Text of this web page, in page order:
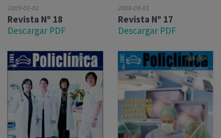
2009-01-01
Revista Nº 18
Descargar PDF
2008-09-01
Revista Nº 17
Descargar PDF